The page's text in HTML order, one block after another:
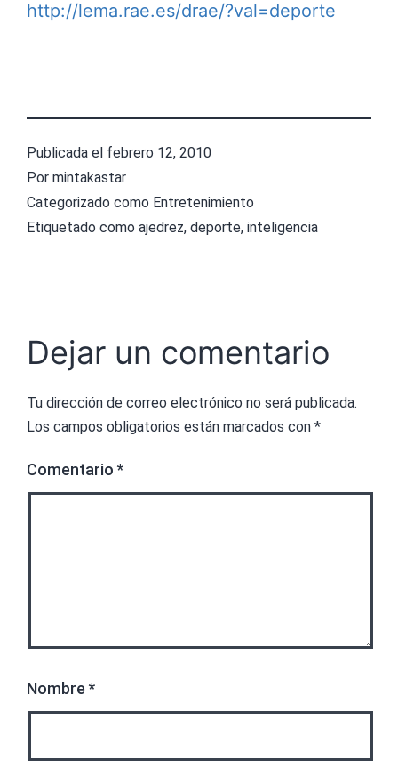
http://lema.rae.es/drae/?val=deporte
Publicada el febrero 12, 2010
Por mintakastar
Categorizado como Entretenimiento
Etiquetado como ajedrez, deporte, inteligencia
Dejar un comentario
Tu dirección de correo electrónico no será publicada.
Los campos obligatorios están marcados con *
Comentario *
Nombre *